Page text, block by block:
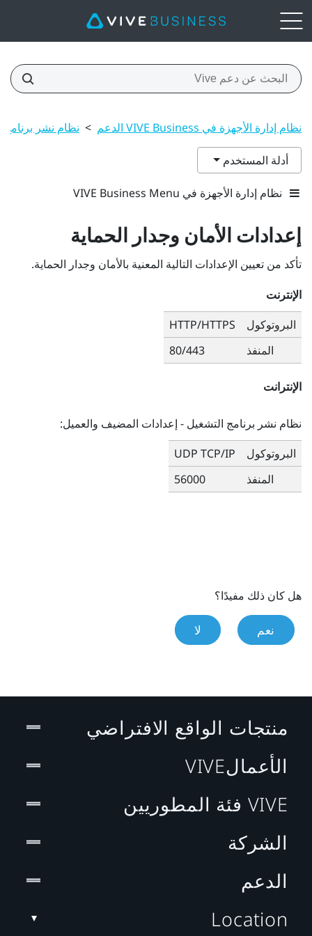
نظام إدارة الأجهزة في VIVE Business الدعم > نظام نشر برنامج
أدلة المستخدم
نظام إدارة الأجهزة في VIVE Business Menu
إعدادات الأمان وجدار الحماية
تأكد من تعيين الإعدادات التالية المعنية بالأمان وجدار الحماية.
الإنترنت
البروتوكول
HTTP/HTTPS
المنفذ
80/443
الإنترانت
نظام نشر برنامج التشغيل - إعدادات المضيف والعميل:
البروتوكول
UDP TCP/IP
المنفذ
56000
هل كان ذلك مفيدًا؟
نعم لا
منتجات الواقع الافتراضي
الأعمالVIVE
VIVE فئة المطوريين
الشركة
الدعم
Location